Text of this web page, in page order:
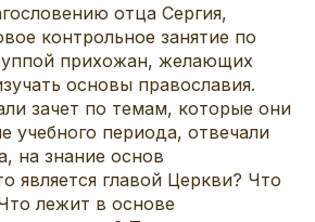
отца Сергия,
контрольное занятие по
прихожан, желающих
основы православия.
зачет по темам, которые они
учебного периода, отвечали
на знание основ
является главой Церкви? Что
лежит в основе